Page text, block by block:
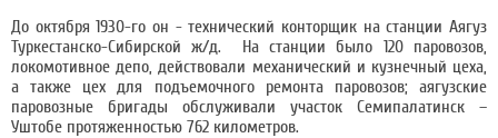
До октября 1930-го он - технический конторщик на станции Аягуз
Туркестанско-Сибирской ж/д. На станции было 120 паровозов,
локомотивное депо, действовали механический и кузнечный цеха,
а также цех для подъемочного ремонта паровозов; аягузские
паровозные бригады обслуживали участок Семипалатинск –
Уштобе протяженностью 762 километров.